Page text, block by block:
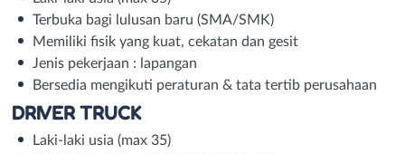
Terbuka bagi lulusan baru (SMA/SMK)
Memiliki fisik yang kuat, cekatan dan gesit
Jenis pekerjaan : lapangan
Bersedia mengikuti peraturan & tata tertib perusahaan
DRIVER TRUCK
Laki-laki usia (max 35)